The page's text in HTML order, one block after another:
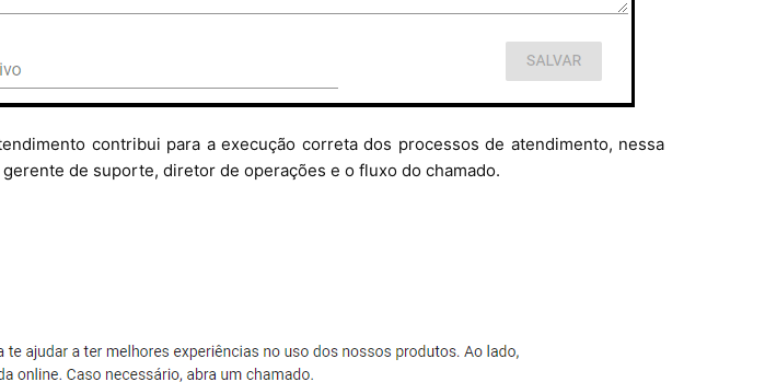
contribui para a execução correta dos processos de atendimento, nessa
de suporte, diretor de operações e o fluxo do chamado.